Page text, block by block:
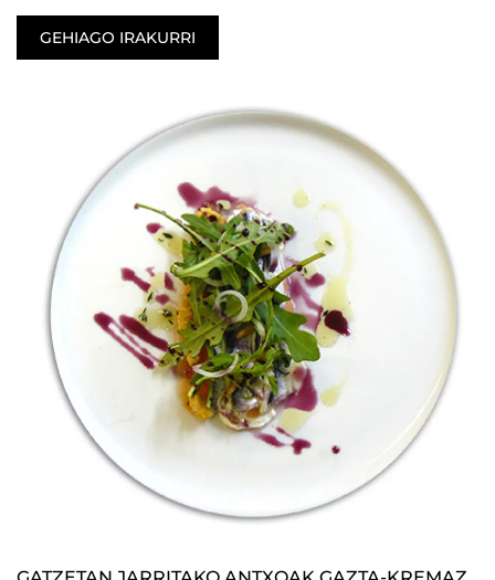
GEHIAGO IRAKURRI